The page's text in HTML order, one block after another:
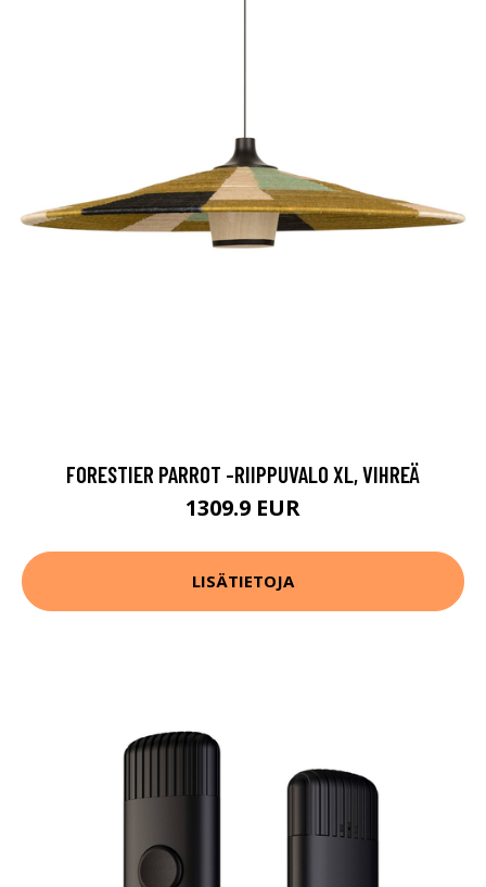
FORESTIER PARROT -RIIPPUVALO XL, VIHREÄ
1309.9 EUR
LISÄTIETOJA